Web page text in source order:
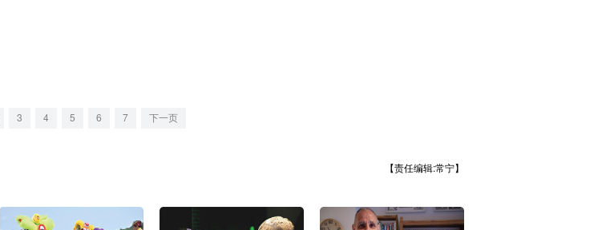
3 4 5 6 7 下一页
【责任编辑:常宁】